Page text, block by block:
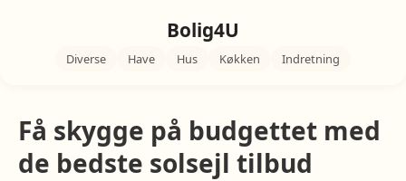
Bolig4U
Diverse Have Hus Køkken Indretning
Få skygge på budgettet med
de bedste solsejl tilbud